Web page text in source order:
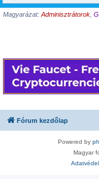
Magyarázat: Adminisztrátorok
Fórum kezdőlap
Powered by
Magyar